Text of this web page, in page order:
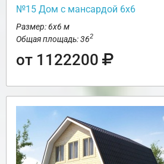
№15 Дом с мансардой 6х6
Размер: 6х6 м
Общая площадь: 362
от 1122200